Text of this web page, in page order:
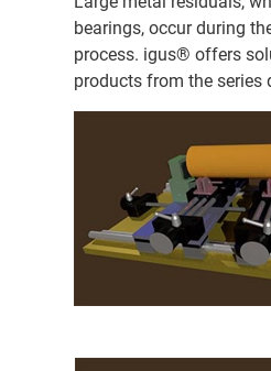
bearings, occur during
process. igus® offers
products from the series